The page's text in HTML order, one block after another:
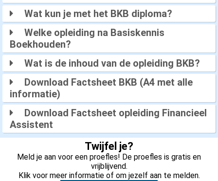
Wat kun je met het BKB diploma?
Welke opleiding na Basiskennis
Boekhouden?
Wat is de inhoud van de opleiding BKB?
Download Factsheet BKB (A4 met alle
informatie)
Download Factsheet opleiding Financieel
Assistent
Twijfel je?
Meld je aan voor een proefles! De proefles is gratis en
vrijblijvend.
Klik voor meer informatie of om jezelf aan te melden.